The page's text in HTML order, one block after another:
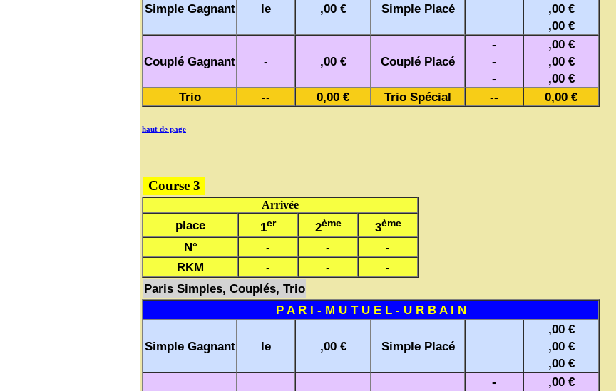
Simple Gagnant le ,00 € Simple Placé
,00 €
,00 €
Couplé Gagnant - ,00 € Couplé Placé
-
-
-
,00 €
,00 €
,00 €
Trio
-- 0,00 € Trio Spécial -- 0,00 €
haut de page
Course 3
Arrivée
place 1er 2ème 3ème
N° - -
-
RKM
- -
-
Paris Simples, Couplés, Trio
P A R I - M U T U E L - U R B A I N
Simple Gagnant le ,00 € Simple Placé
,00 €
,00 €
,00 €
-
,00 €